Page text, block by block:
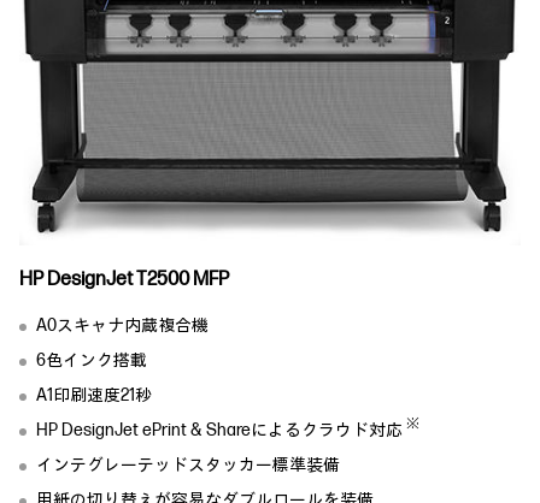
HP DesignJet T2500 MFP
A0スキャナ内蔵複合機
6色インク搭載
A1印刷速度21秒
HP DesignJet ePrint & Shareによるクラウド対応 ※
インテグレーテッドスタッカー標準装備